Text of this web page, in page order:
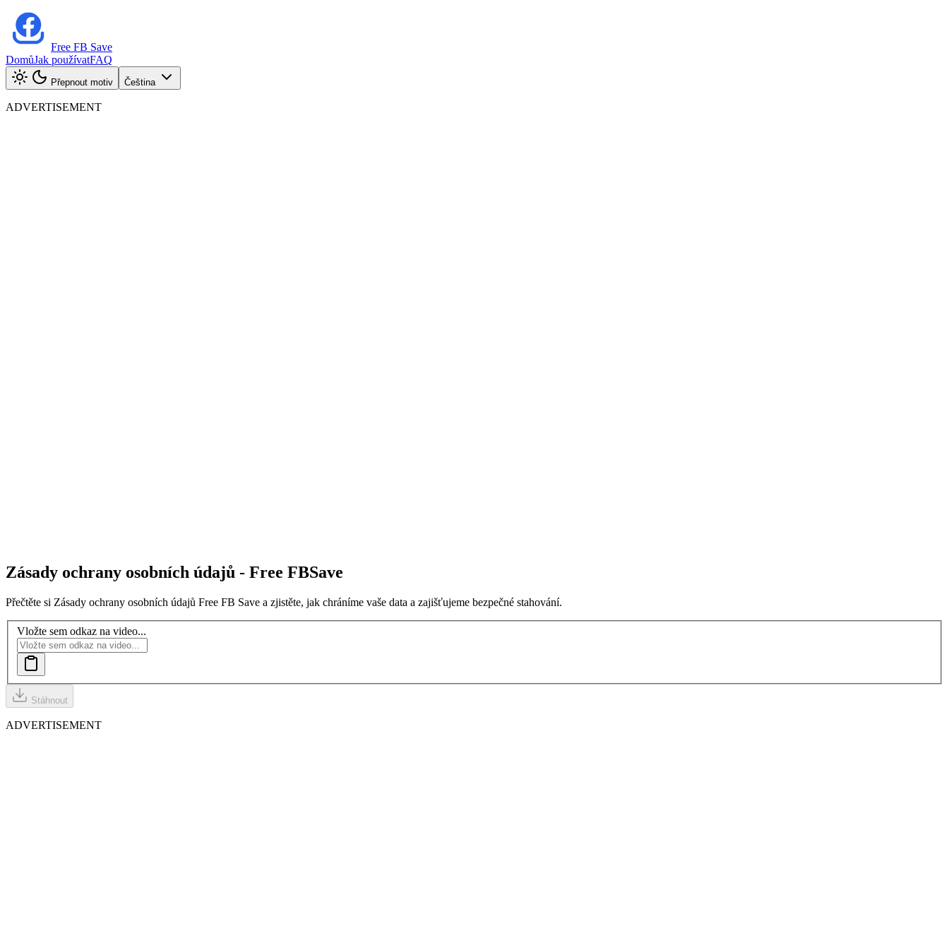
Free FB Save
DomůJak používatFAQ
Přepnout motiv Čeština
ADVERTISEMENT
Zásady ochrany osobních údajů - Free FBSave
Přečtěte si Zásady ochrany osobních údajů Free FB Save a zjistěte, jak chráníme vaše data a zajišťujeme bezpečné stahování.
Vložte sem odkaz na video...
Stáhnout
ADVERTISEMENT